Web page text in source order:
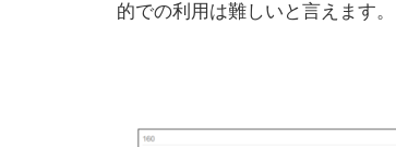
的での利用は難しいと言えます。